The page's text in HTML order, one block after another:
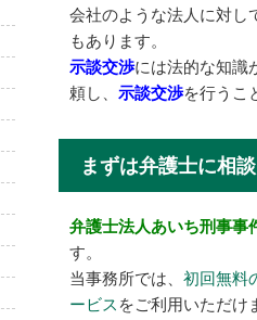
会社のような法人に対し
もあります。
示談交渉には法的な知識
頼し、 示談交渉を行うこ
まずは弁護士に相
弁護士法人あいち刑事事
す。
当事務所では、 初回無料
ービス をご利用いただけ